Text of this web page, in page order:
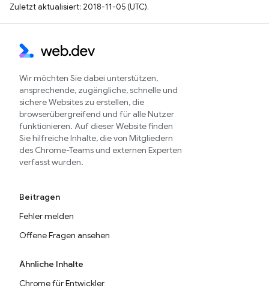
Zuletzt aktualisiert: 2018-11-05 (UTC).
Wir möchten Sie dabei unterstützen,
ansprechende, zugängliche, schnelle und
sichere Websites zu erstellen, die
browserübergreifend und für alle Nutzer
funktionieren. Auf dieser Website finden
Sie hilfreiche Inhalte, die von Mitgliedern
des Chrome-Teams und externen Experten
verfasst wurden.
Beitragen
Fehler melden
Offene Fragen ansehen
Ähnliche Inhalte
Chrome für Entwickler